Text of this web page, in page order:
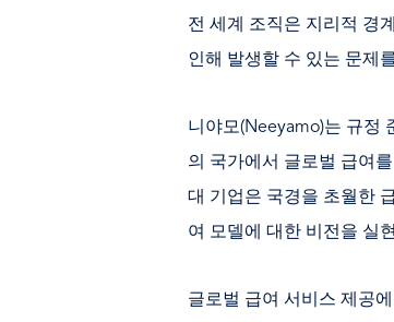
전 세계 조직은 지리적 경
인해 발생할 수 있는 문제
니야모(Neeyamo)는 규정
의 국가에서 글로벌 급여
대 기업은 국경을 초월한
여 모델에 대한 비전을 실
글로벌 급여 서비스 제공